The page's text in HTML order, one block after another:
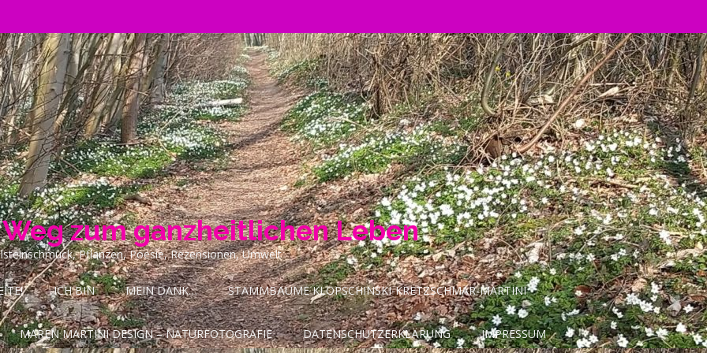
zum ganzheitlichen Leben
Pflanzen, Poesie, Rezensionen, Umwelt
ICH BIN MEIN DANK… STAMMBÄUME KLOPSCHINSKI-KRETZSCHMAR-MARTINI
MAREN MARTINI DESIGN – NATURFOTOGRAFIE DATENSCHUTZERKLÄRUNG IMPRESSUM